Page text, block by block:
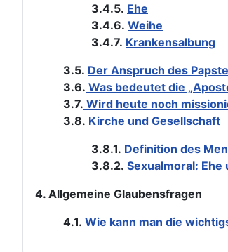
3.4.5. Ehe
3.4.6. Weihe
3.4.7. Krankensalbung
3.5. Der Anspruch des
3.6. Was bedeutet die
3.7. Wird heute noch
3.8. Kirche und Gesellschaft
3.8.1. Definition des
3.8.2. Sexualmoral:
4. Allgemeine Glaubensfragen
4.1. Wie kann man die